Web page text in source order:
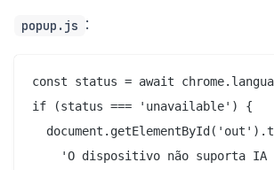
popup.js :
const status = await
if (status === 'unavailable') {
'O dispositivo não suporta IA